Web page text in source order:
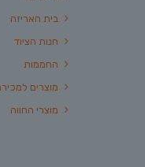
בית האריזה
חנות הציוד
החממות
מוצרים
מוצרי החווה